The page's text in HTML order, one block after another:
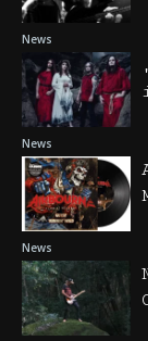
News
News
News